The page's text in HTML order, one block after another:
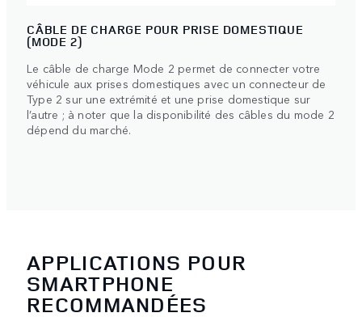
CÂBLE DE CHARGE POUR PRISE DOMESTIQUE
(MODE 2)
Le câble de charge Mode 2 permet de connecter votre
véhicule aux prises domestiques avec un connecteur de
Type 2 sur une extrémité et une prise domestique sur
l’autre ; à noter que la disponibilité des câbles du mode 2
dépend du marché.
APPLICATIONS POUR
SMARTPHONE
RECOMMANDÉES